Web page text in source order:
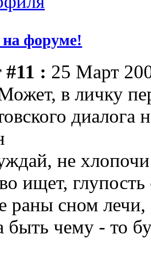
на форуме!
#11 : 25 Март
в личку
диалога
не
ищет, глупость
раны сном лечи,
быть чему - то